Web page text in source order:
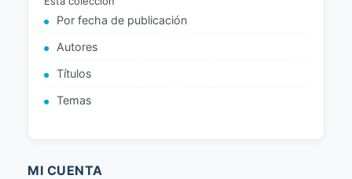
Por fecha de publicación
Autores
Títulos
Temas
MI CUENTA